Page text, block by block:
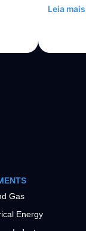
Leia mais
Gas
Energy